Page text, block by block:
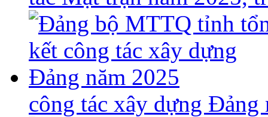
công tác xây dựng Đảng